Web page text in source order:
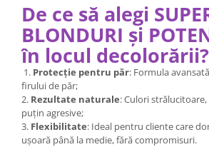
De ce să alegi
BLONDURI și
în locul decolorării?
1. Protecție pentru păr: Formula
firului de păr;
2. Rezultate naturale: Culori
puțin agresive;
3. Flexibilitate: Ideal pentru cliente care
ușoară până la medie, fără compromisuri.